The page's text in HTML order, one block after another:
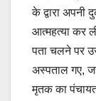
के द्वारा
आत्महत्या कर
पता चलने पर
अस्पताल गए,
मृतक का पंचायत